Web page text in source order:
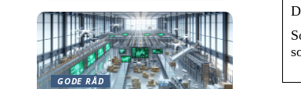
GODE RÅD